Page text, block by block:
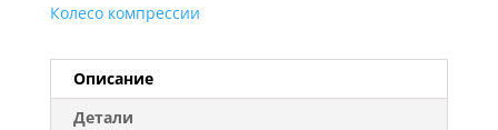
Колесо компрессии
Описание
Детали